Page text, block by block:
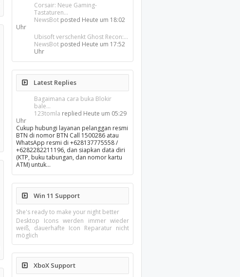
Corsair: Neue Gaming-
Tastaturen...
NewsBot posted Heute um 18:02
Uhr
Ubisoft verschenkt Ghost Recon:...
NewsBot posted Heute um 17:52
Uhr
Latest Replies
Bagaimana cara buka Blokir
bale...
123tomla replied Heute um 05:29
Uhr
Cukup hubungi layanan pelanggan resmi
BTN di nomor BTN Call 1500286 atau
WhatsApp resmi di +628137775558 /
+6282282211196, dan siapkan data diri
(KTP, buku tabungan, dan nomor kartu
ATM) untuk…
Win 11 Support
She's ready to make your night better
Desktop Icons werden immer wieder
weiß, dauerhafte Icon Reparatur nicht
möglich
XboX Support